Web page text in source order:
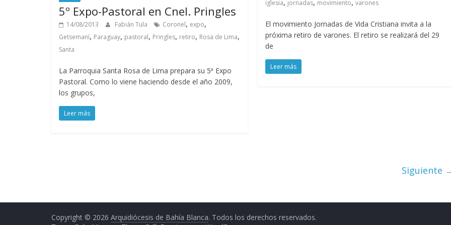
5º Expo-Pastoral en Cnel. Pringles
14/08/2013 Fabián Tula Coronel, expo,
Getsemaní, Paraguay, pastoral, Pringles, retiro, Rosa de Lima,
Santa
La Parroquia Santa Rosa de Lima prepara su 5ª Expo
Pastoral. Como lo viene haciendo desde el año 2009,
los grupos,
Leer más
iglesia jornadas movimiento varones
El movimiento Jornadas de Vida Cristiana invita a la
próxima retiro de varones. El retiro se realizará del 29
de
Leer más
Siguiente
Copyright © 2026 Arquidiócesis de Bahía Blanca. Todos los derechos reservados.